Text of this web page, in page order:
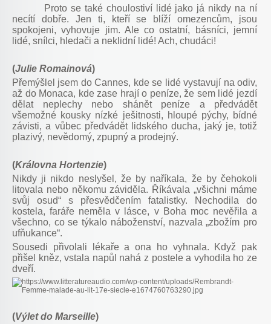
Proto se také choulostiví lidé jako já nikdy na ní
necítí dobře. Jen ti, kteří se blíží omezencům, jsou
spokojeni, vyhovuje jim. Ale co ostatní, básníci, jemní
lidé, snílci, hledači a neklidní lidé! Ach, chudáci!
(Julie Romainová)
Přemýšlel jsem do Cannes, kde se lidé vystavují na odiv,
až do Monaca, kde zase hrají o peníze, že sem lidé jezdí
dělat neplechy nebo shánět peníze a předvádět
všemožné kousky nízké ješitnosti, hloupé pýchy, bídné
závisti, a vůbec předvádět lidského ducha, jaký je, totiž
plazivý, nevědomý, zpupný a prodejný.
(Královna Hortenzie)
Nikdy ji nikdo neslyšel, že by naříkala, že by čehokoli
litovala nebo někomu záviděla. Říkávala „všichni máme
svůj osud“ s přesvědčením fatalistky. Nechodila do
kostela, faráře neměla v lásce, v Boha moc nevěřila a
všechno, co se týkalo náboženství, nazvala „zbožím pro
ufňukance“.
Sousedi přivolali lékaře a ona ho vyhnala. Když pak
přišel kněz, vstala napůl nahá z postele a vyhodila ho ze
dveří.
(Výlet do Marseille)